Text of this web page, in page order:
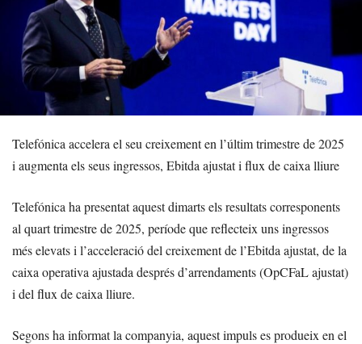
Telefónica accelera el seu creixement en l’últim trimestre de 2025
i augmenta els seus ingressos, Ebitda ajustat i flux de caixa lliure
Telefónica ha presentat aquest dimarts els resultats corresponents
al quart trimestre de 2025, període que reflecteix uns ingressos
més elevats i l’acceleració del creixement de l’Ebitda ajustat, de la
caixa operativa ajustada després d’arrendaments (OpCFaL ajustat)
i del flux de caixa lliure.
Segons ha informat la companyia, aquest impuls es produeix en el